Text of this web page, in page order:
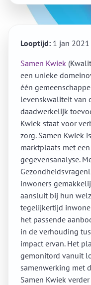
Looptijd: 1 jan
Samen Kwiek
een unieke
één
levenskwaliteit van
daadwerkelijk
Kwiek staat voor
zorg. Samen Kwiek
marktplaats met
gegevensanalyse.
inwoners
aansluit bij hun
tegelijkertijd
het passende
in de verhouding
impact ervan. Het
gemonitord vanuit
samenwerking met
Samen Kwiek